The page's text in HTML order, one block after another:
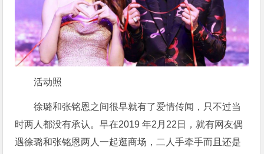
活动照
徐璐和张铭恩之间很早就有了爱情传闻，只不过当
时两人都没有承认。早在2019 年2月22日，就有网友偶
遇徐璐和张铭恩两人一起逛商场，二人手牵手而且还是